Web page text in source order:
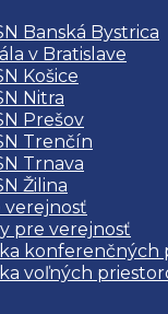
Banská Bystrica
v Bratislave
Košice
Nitra
Prešov
Trenčín
Trnava
Žilina
verejnosť
pre verejnosť
konferenčných
voľných